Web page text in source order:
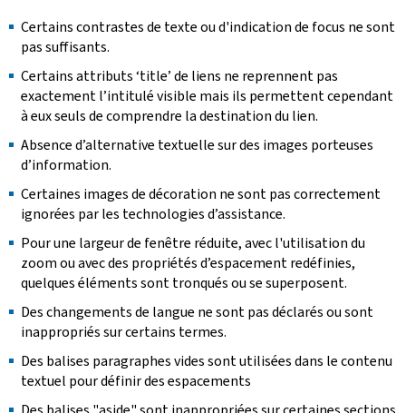
Certains contrastes de texte ou d'indication de focus ne sont
pas suffisants.
Certains attributs ‘title’ de liens ne reprennent pas
exactement l’intitulé visible mais ils permettent cependant
à eux seuls de comprendre la destination du lien.
Absence d’alternative textuelle sur des images porteuses
d’information.
Certaines images de décoration ne sont pas correctement
ignorées par les technologies d’assistance.
Pour une largeur de fenêtre réduite, avec l'utilisation du
zoom ou avec des propriétés d’espacement redéfinies,
quelques éléments sont tronqués ou se superposent.
Des changements de langue ne sont pas déclarés ou sont
inappropriés sur certains termes.
Des balises paragraphes vides sont utilisées dans le contenu
textuel pour définir des espacements